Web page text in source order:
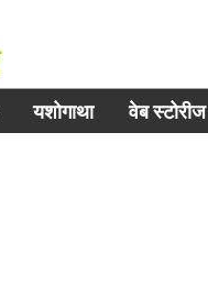
यशोगाथा वेब स्टोरीज